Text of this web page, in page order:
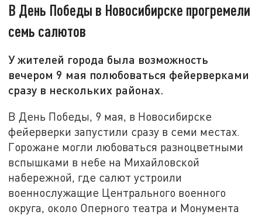
В День Победы в Новосибирске прогремели
семь салютов
У жителей города была возможность
вечером 9 мая полюбоваться фейерверками
сразу в нескольких районах.
В День Победы, 9 мая, в Новосибирске
фейерверки запустили сразу в семи местах.
Горожане могли любоваться разноцветными
вспышками в небе на Михайловской
набережной, где салют устроили
военнослужащие Центрального военного
округа, около Оперного театра и Монумента